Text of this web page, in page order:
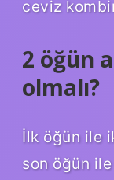
ceviz
2 öğün
olmalı?
İlk öğün ile
son öğün